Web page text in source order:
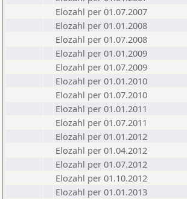
Elozahl per 01.07.2007
Elozahl per 01.01.2008
Elozahl per 01.07.2008
Elozahl per 01.01.2009
Elozahl per 01.07.2009
Elozahl per 01.01.2010
Elozahl per 01.07.2010
Elozahl per 01.01.2011
Elozahl per 01.07.2011
Elozahl per 01.01.2012
Elozahl per 01.04.2012
Elozahl per 01.07.2012
Elozahl per 01.10.2012
Elozahl per 01.01.2013